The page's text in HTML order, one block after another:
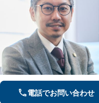
電話でお問い合わせ